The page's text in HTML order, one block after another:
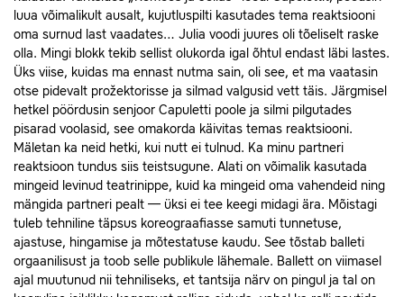
luua võimalikult ausalt, kujutluspilti kasutades tema reaktsiooni
oma surnud last vaadates… Julia voodi juures oli tõeliselt raske
olla. Mingi blokk tekib sellist olukorda igal õhtul endast läbi lastes.
Üks viise, kuidas ma ennast nutma sain, oli see, et ma vaatasin
otse pidevalt prožektorisse ja silmad valgusid vett täis. Järgmisel
hetkel pöördusin senjoor Capuletti poole ja silmi pilgutades
pisarad voolasid, see omakorda käivitas temas reaktsiooni.
Mäletan ka neid hetki, kui nutt ei tulnud. Ka minu partneri
reaktsioon tundus siis teistsugune. Alati on võimalik kasutada
mingeid levinud teatrinippe, kuid ka mingeid oma vahendeid ning
mängida partneri pealt — üksi ei tee keegi midagi ära. Mõistagi
tuleb tehniline täpsus koreograafiasse samuti tunnetuse,
ajastuse, hingamise ja mõtestatuse kaudu. See tõstab balleti
orgaanilisust ja toob selle publikule lähemale. Ballett on viimasel
ajal muutunud nii tehniliseks, et tantsija närv on pingul ja tal on